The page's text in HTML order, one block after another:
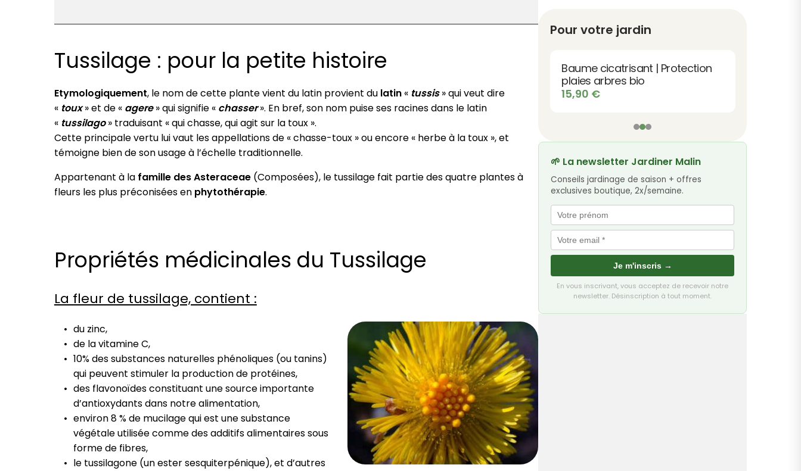
Tussilage : pour la petite histoire
Etymologiquement, le nom de cette plante vient du latin provient du latin« tussis» qui veut dire
« toux» et de « agere» qui signifie « chasser». En bref, son nom puise ses racines dans le latin
« tussilago» traduisant « qui chasse, qui agit sur la toux ».
Cette principale vertu lui vaut les appellations de « chasse-toux » ou encore « herbe à la toux », et
témoigne bien de son usage à l’échelle traditionnelle.
Appartenant à la famille des Asteraceae(Composées), le tussilage fait partie des quatre plantes à
fleurs les plus préconisées en phytothérapie.
Propriétés médicinales du Tussilage
La fleur de tussilage, contient :
du zinc,
de la vitamine C,
10% des substances naturelles phénoliques (ou tanins)
qui peuvent stimuler la production de protéines,
des flavonoïdes constituant une source importante
d’antioxydants dans notre alimentation,
environ 8 % de mucilage qui est une substance
végétale utilisée comme des additifs alimentaires sous
forme de fibres,
le tussilagone (un ester sesquiterpénique), et d’autres
Pour votre jardin
Baume cicatrisant | Protection
plaies arbres bio
15,90 €
🌱 La newsletter Jardiner Malin
Conseils jardinage de saison + offres
exclusives boutique, 2x/semaine.
Je m'inscris →
En vous inscrivant, vous acceptez de recevoir notre
newsletter. Désinscription à tout moment.